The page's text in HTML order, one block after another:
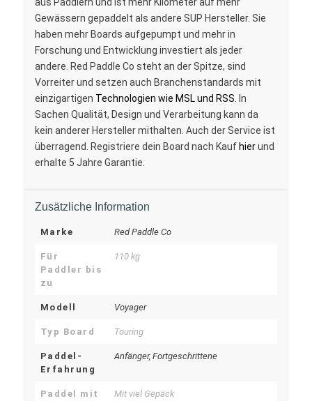
Gewässern gepaddelt als andere SUP Hersteller. Sie
haben mehr Boards aufgepumpt und mehr in
Forschung und Entwicklung investiert als jeder
andere. Red Paddle Co steht an der Spitze, sind
Vorreiter und setzen auch Branchenstandards mit
einzigartigen Technologien wie MSL und RSS . In
Sachen Qualität, Design und Verarbeitung kann da
kein anderer Hersteller mithalten. Auch der Service ist
überragend. Registriere dein Board nach Kaufhierund
erhalte 5 Jahre Garantie.
Zusätzliche Information
Marke Red Paddle Co
Für
Paddler bis
zu
110 kg
Modell Voyager
Typ Board Touring
Paddel-
Erfahrung
Anfänger, Fortgeschrittene
Paddel mit Mit viel Gepäck